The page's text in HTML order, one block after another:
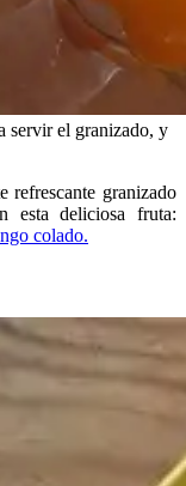
servir el granizado, y
refrescante granizado
esta deliciosa fruta:
colado.